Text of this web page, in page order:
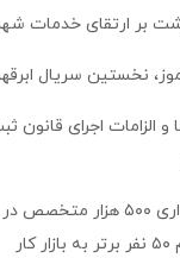
بر ارتقای خدمات
نخستین سریال
الزامات اجرای قانون
توکلی: هدف‌گذاری ۵۰۰